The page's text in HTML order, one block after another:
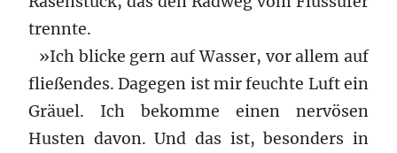
trennte.
»Ich blicke gern auf Wasser, vor allem auf
fließendes. Dagegen ist mir feuchte Luft ein
Gräuel. Ich bekomme einen nervösen
Husten davon. Und das ist, besonders in